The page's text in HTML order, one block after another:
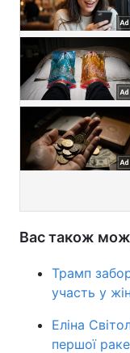
Вас також
Трамп
участь у
Еліна
першої